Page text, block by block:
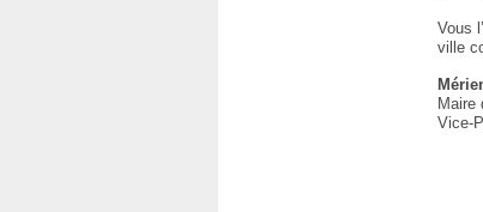
Vous
ville
Maire
Vice-